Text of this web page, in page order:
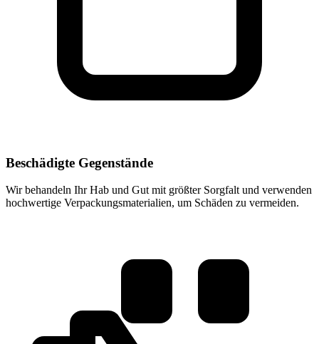
Beschädigte Gegenstände
Wir behandeln Ihr Hab und Gut mit größter Sorgfalt und verwenden
hochwertige Verpackungsmaterialien, um Schäden zu vermeiden.